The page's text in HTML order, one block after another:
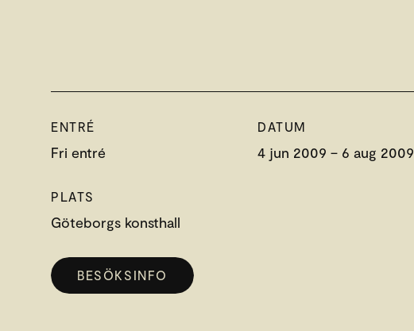
ENTRÉ
Fri entré
DATUM
4 jun 2009 – 6 aug 2009
PLATS
Göteborgs konsthall
BESÖKSINFO